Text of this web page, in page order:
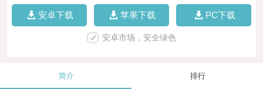
安卓下载 苹果下载 PC下载
安卓市场，安全绿色
简介 排行